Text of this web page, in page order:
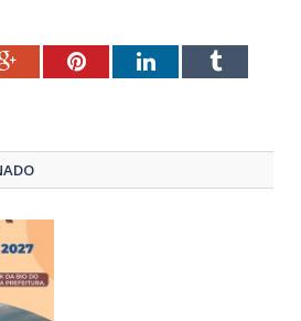
Google+PinterestLinkedInTumblr